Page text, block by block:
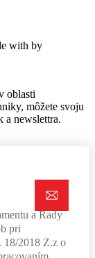
with by
oblasti
môžete svoju
a newslettra.
a Rady
pri
18/2018 Z.z o